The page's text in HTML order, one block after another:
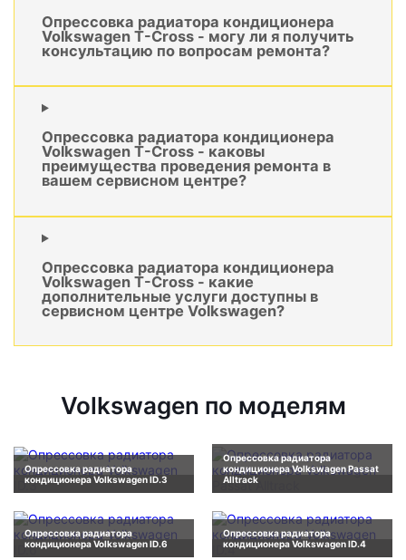
Опрессовка радиатора кондиционера
Volkswagen T-Cross - могу ли я получить
консультацию по вопросам ремонта?
Опрессовка радиатора кондиционера
Volkswagen T-Cross - каковы
преимущества проведения ремонта в
вашем сервисном центре?
Опрессовка радиатора кондиционера
Volkswagen T-Cross - какие
дополнительные услуги доступны в
сервисном центре Volkswagen?
Volkswagen по моделям
Опрессовка радиатора
кондиционера Volkswagen ID.3
Опрессовка радиатора
кондиционера Volkswagen Passat
Alltrack
Опрессовка радиатора
кондиционера Volkswagen ID.6
Опрессовка радиатора
кондиционера Volkswagen ID.4